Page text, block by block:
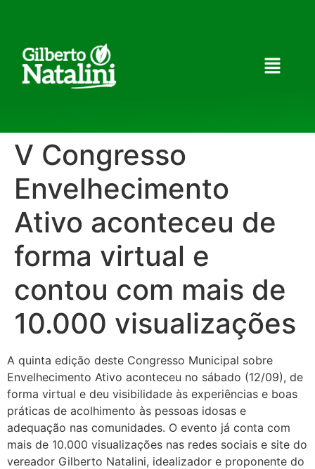
V Congresso
Envelhecimento
Ativo aconteceu de
forma virtual e
contou com mais de
10.000 visualizações
A quinta edição deste Congresso Municipal sobre
Envelhecimento Ativo aconteceu no sábado (12/09), de
forma virtual e deu visibilidade às experiências e boas
práticas de acolhimento às pessoas idosas e
adequação nas comunidades. O evento já conta com
mais de 10.000 visualizações nas redes sociais e site do
vereador Gilberto Natalini, idealizador e proponente do